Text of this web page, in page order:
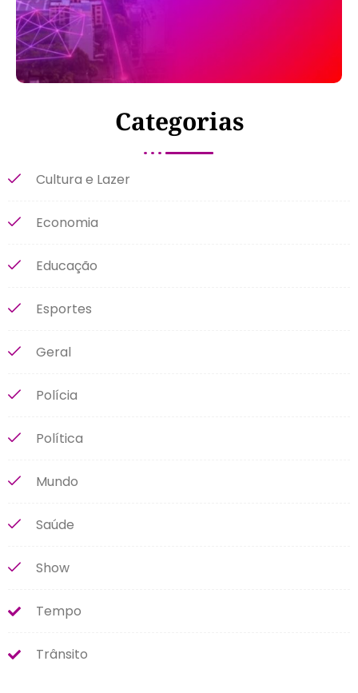
Categorias
Cultura e Lazer
Economia
Educação
Esportes
Geral
Polícia
Política
Mundo
Saúde
Show
Tempo
Trânsito